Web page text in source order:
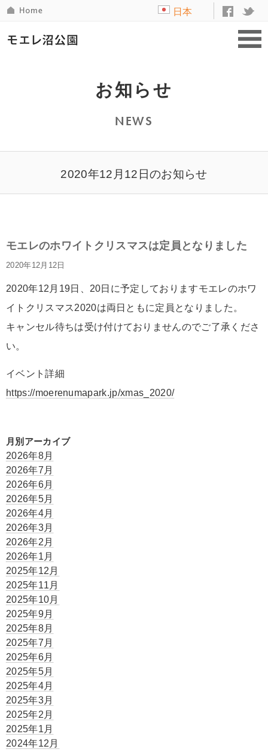
日本
お知らせ
NEWS
2020年12月12日のお知らせ
モエレのホワイトクリスマスは定員となりました
2020年12月12日
2020年12月19日、20日に予定しておりますモエレのホワ
イトクリスマス2020は両日ともに定員となりました。
キャンセル待ちは受け付けておりませんのでご了承くださ
い。
イベント詳細
https://moerenumapark.jp/xmas_2020/
月別アーカイブ
2026年8月
2026年7月
2026年6月
2026年5月
2026年4月
2026年3月
2026年2月
2026年1月
2025年12月
2025年11月
2025年10月
2025年9月
2025年8月
2025年7月
2025年6月
2025年5月
2025年4月
2025年3月
2025年2月
2025年1月
2024年12月